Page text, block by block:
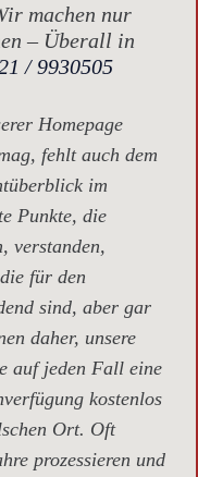
machen nur
– Überall in
/ 9930505
Homepage
fehlt auch dem
im
Punkte, die
verstanden,
für den
sind, aber gar
daher, unsere
auf jeden Fall eine
kostenlos
Ort. Oft
prozessieren und